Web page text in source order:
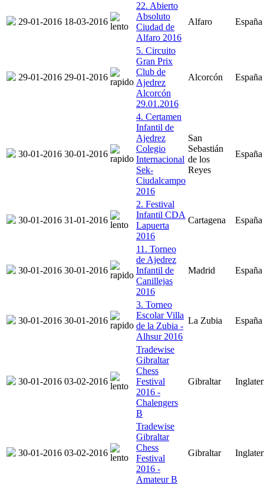
29-01-2016 18-03-2016
22. Abierto
Absoluto
Ciudad de
Alfaro 2016
Alfaro España
29-01-2016 29-01-2016
5. Circuito
Gran Prix
Club de
Ajedrez
Alcorcón
29.01.2016
Alcorcón España
30-01-2016 30-01-2016
4. Certamen
Infantil de
Ajedrez
Colegio
Internacional
Sek-
Ciudalcampo
2016
San
Sebastián
de los
Reyes
España
30-01-2016 31-01-2016
2. Festival
Infantil CDA
Lapuerta
2016
Cartagena España
30-01-2016 30-01-2016
11. Torneo
de Ajedrez
Infantil de
Canillejas
2016
Madrid España
30-01-2016 30-01-2016
3. Torneo
Escolar Villa
de la Zubia -
Alhsur 2016
La Zubia España
30-01-2016 03-02-2016
Tradewise
Gibraltar
Chess
Festival
2016 -
Chalengers
B
Gibraltar
30-01-2016 03-02-2016
Tradewise
Gibraltar
Chess
Festival
2016 -
Amateur B
Gibraltar